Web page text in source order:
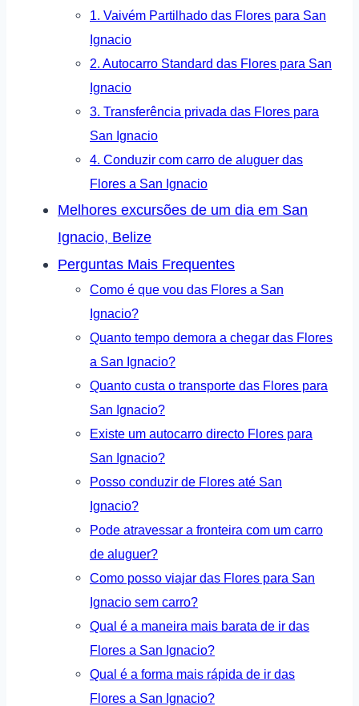
1. Vaivém Partilhado das Flores para San
Ignacio
2. Autocarro Standard das Flores para San
Ignacio
3. Transferência privada das Flores para
San Ignacio
4. Conduzir com carro de aluguer das
Flores a San Ignacio
Melhores excursões de um dia em San
Ignacio, Belize
Perguntas Mais Frequentes
Como é que vou das Flores a San
Ignacio?
Quanto tempo demora a chegar das Flores
a San Ignacio?
Quanto custa o transporte das Flores para
San Ignacio?
Existe um autocarro directo Flores para
San Ignacio?
Posso conduzir de Flores até San
Ignacio?
Pode atravessar a fronteira com um carro
de aluguer?
Como posso viajar das Flores para San
Ignacio sem carro?
Qual é a maneira mais barata de ir das
Flores a San Ignacio?
Qual é a forma mais rápida de ir das
Flores a San Ignacio?